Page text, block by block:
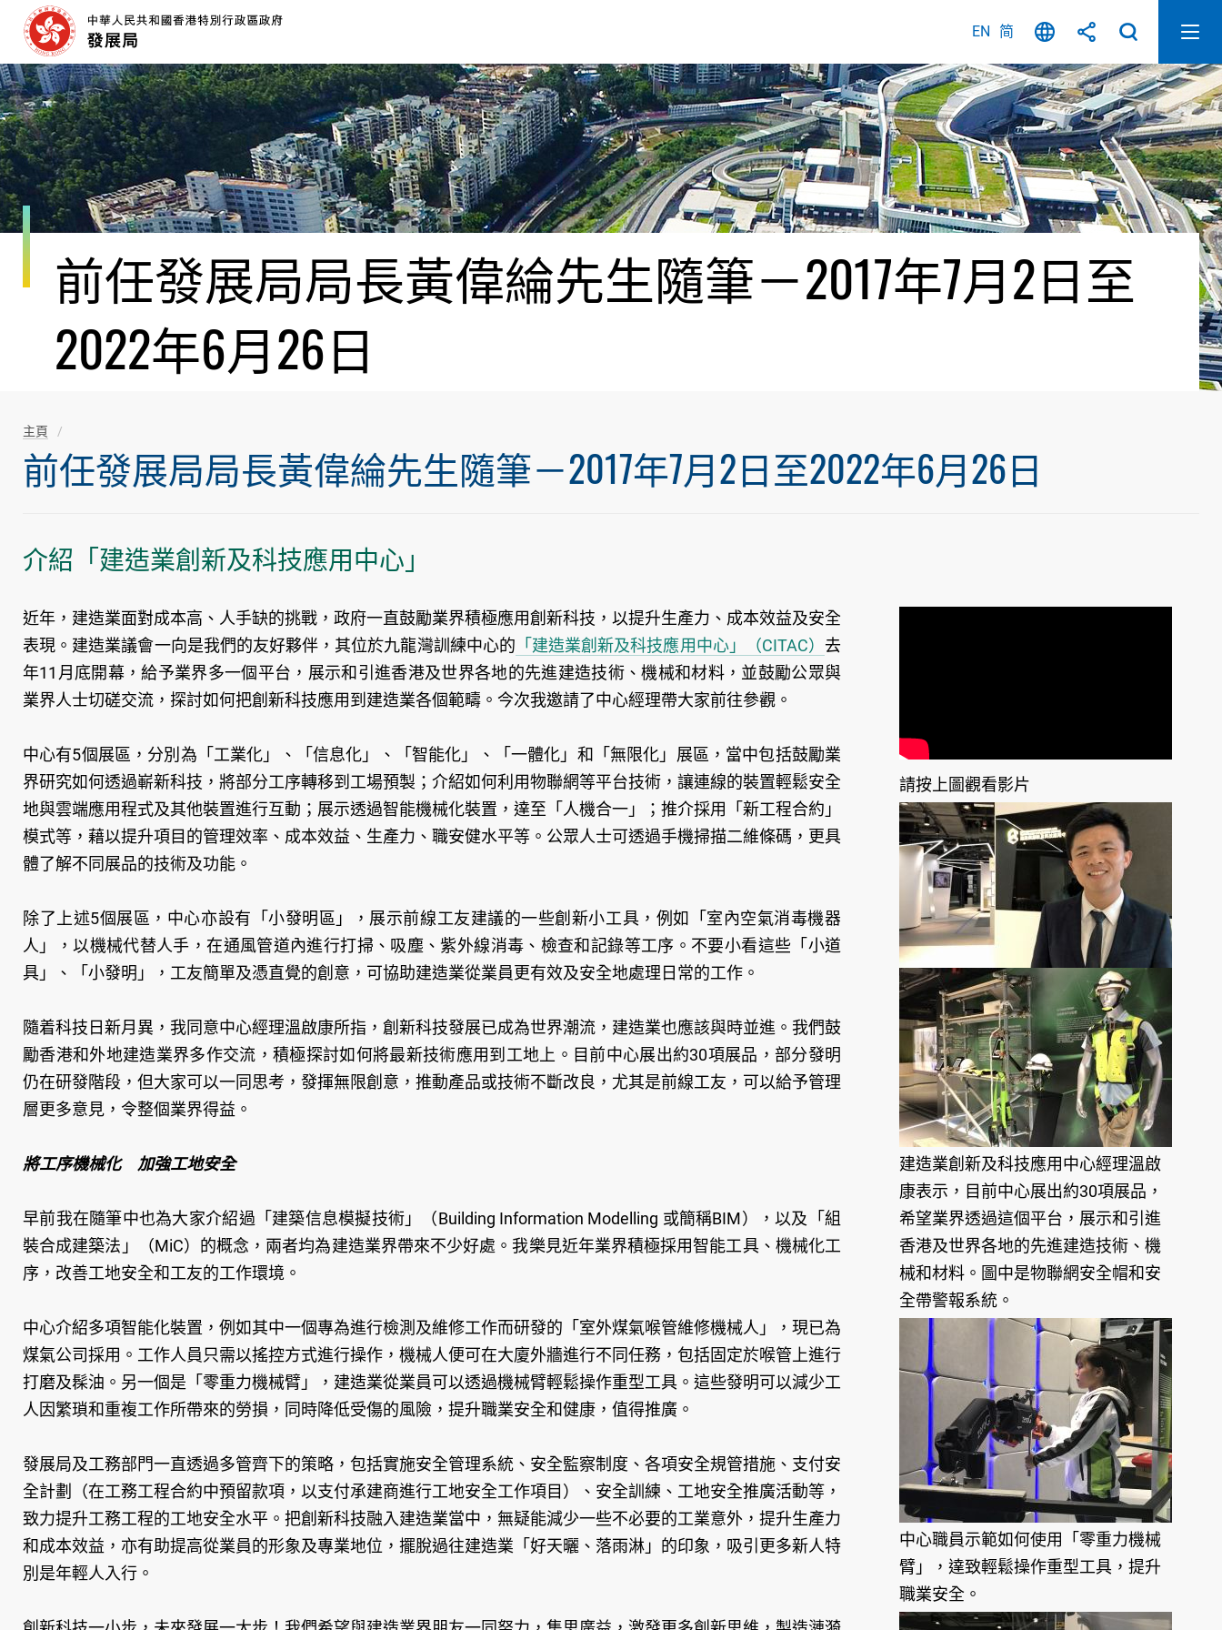
容
開
始
EN 简
前任發展局局長黃偉綸先生隨筆－2017年7月2日至
2022年6月26日
主頁
前任發展局局長黃偉綸先生隨筆－2017年7月2日至2022年6月26日
介紹「建造業創新及科技應用中心」
近年，建造業面對成本高、人手缺的挑戰，政府一直鼓勵業界積極應用創新科技，以提升生產力、成本效益及安全
表現。建造業議會一向是我們的友好夥伴，其位於九龍灣訓練中心的 「建造業創新及科技應用中心」（CITAC） 去
年11月底開幕，給予業界多一個平台，展示和引進香港及世界各地的先進建造技術、機械和材料，並鼓勵公眾與
業界人士切磋交流，探討如何把創新科技應用到建造業各個範疇。今次我邀請了中心經理帶大家前往參觀。
中心有5個展區，分別為「工業化」、「信息化」、「智能化」、「一體化」和「無限化」展區，當中包括鼓勵業
界研究如何透過嶄新科技，將部分工序轉移到工場預製；介紹如何利用物聯網等平台技術，讓連線的裝置輕鬆安全
地與雲端應用程式及其他裝置進行互動；展示透過智能機械化裝置，達至「人機合一」；推介採用「新工程合約」
模式等，藉以提升項目的管理效率、成本效益、生產力、職安健水平等。公眾人士可透過手機掃描二維條碼，更具
體了解不同展品的技術及功能。
除了上述5個展區，中心亦設有「小發明區」，展示前線工友建議的一些創新小工具，例如「室內空氣消毒機器
人」，以機械代替人手，在通風管道內進行打掃、吸塵、紫外線消毒、檢查和記錄等工序。不要小看這些「小道
具」、「小發明」，工友簡單及憑直覺的創意，可協助建造業從業員更有效及安全地處理日常的工作。
隨着科技日新月異，我同意中心經理溫啟康所指，創新科技發展已成為世界潮流，建造業也應該與時並進。我們鼓
勵香港和外地建造業界多作交流，積極探討如何將最新技術應用到工地上。目前中心展出約30項展品，部分發明
仍在研發階段，但大家可以一同思考，發揮無限創意，推動產品或技術不斷改良，尤其是前線工友，可以給予管理
層更多意見，令整個業界得益。
將工序機械化 加強工地安全
早前我在隨筆中也為大家介紹過「建築信息模擬技術」（Building Information Modelling 或簡稱BIM），以及「組
裝合成建築法」（MiC）的概念，兩者均為建造業界帶來不少好處。我樂見近年業界積極採用智能工具、機械化工
序，改善工地安全和工友的工作環境。
中心介紹多項智能化裝置，例如其中一個專為進行檢測及維修工作而研發的「室外煤氣喉管維修機械人」，現已為
煤氣公司採用。工作人員只需以搖控方式進行操作，機械人便可在大廈外牆進行不同任務，包括固定於喉管上進行
打磨及髹油。另一個是「零重力機械臂」，建造業從業員可以透過機械臂輕鬆操作重型工具。這些發明可以減少工
人因繁瑣和重複工作所帶來的勞損，同時降低受傷的風險，提升職業安全和健康，值得推廣。
發展局及工務部門一直透過多管齊下的策略，包括實施安全管理系統、安全監察制度、各項安全規管措施、支付安
全計劃（在工務工程合約中預留款項，以支付承建商進行工地安全工作項目）、安全訓練、工地安全推廣活動等，
致力提升工務工程的工地安全水平。把創新科技融入建造業當中，無疑能減少一些不必要的工業意外，提升生產力
和成本效益，亦有助提高從業員的形象及專業地位，擺脫過往建造業「好天曬、落雨淋」的印象，吸引更多新人特
別是年輕人入行。
請按上圖觀看影片
建造業創新及科技應用中心經理溫啟
康表示，目前中心展出約30項展品，
希望業界透過這個平台，展示和引進
香港及世界各地的先進建造技術、機
械和材料。圖中是物聯網安全帽和安
全帶警報系統。
中心職員示範如何使用「零重力機械
臂」，達致輕鬆操作重型工具，提升
職業安全。